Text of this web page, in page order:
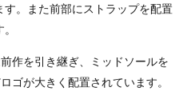
。また前部にストラップを配置
前作を引き継ぎ、ミッドソールを
ロゴが大きく配置されています。